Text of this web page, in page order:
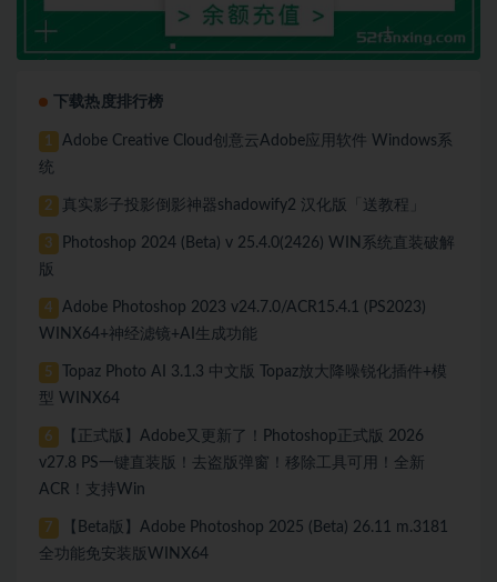
下载热度排行榜
1
Adobe Creative Cloud创意云Adobe应用软件 Windows系
统
2 真实影子投影倒影神器shadowify2 汉化版「送教程」
3
Photoshop 2024 (Beta) v 25.4.0(2426) WIN系统直装破解
版
4
Adobe Photoshop 2023 v24.7.0/ACR15.4.1 (PS2023)
WINX64+神经滤镜+AI生成功能
5
Topaz Photo AI 3.1.3 中文版 Topaz放大降噪锐化插件+模
型 WINX64
6
【正式版】Adobe又更新了！Photoshop正式版 2026
v27.8 PS一键直装版！去盗版弹窗！移除工具可用！全新
ACR！支持Win
7
【Beta版】Adobe Photoshop 2025 (Beta) 26.11 m.3181
全功能免安装版WINX64